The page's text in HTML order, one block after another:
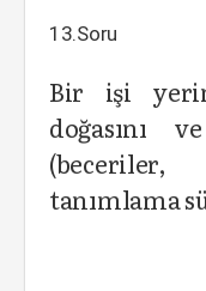
13.Soru
Bir işi
doğasını
tanımlama